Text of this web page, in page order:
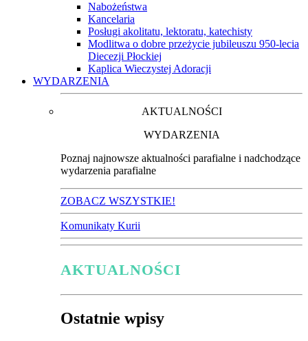
Nabożeństwa
Kancelaria
Posługi akolitatu, lektoratu, katechisty
Modlitwa o dobre przeżycie jubileuszu 950-lecia
Diecezji Płockiej
Kaplica Wieczystej Adoracji
WYDARZENIA
AKTUALNOŚCI
WYDARZENIA
Poznaj najnowsze aktualności parafialne i nadchodzące
wydarzenia parafialne
ZOBACZ WSZYSTKIE!
Komunikaty Kurii
AKTUALNOŚCI
Ostatnie wpisy